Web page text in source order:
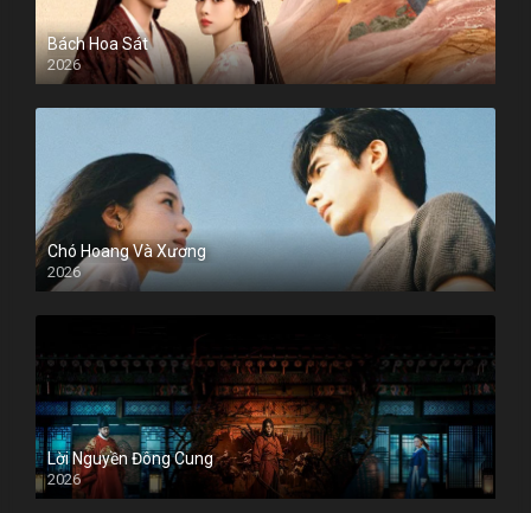
Bách Hoa Sát
2026
Chó Hoang Và Xương
2026
Lời Nguyền Đông Cung
2026